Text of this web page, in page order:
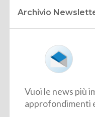
Archivio
Vuoi le news più
approfondimenti